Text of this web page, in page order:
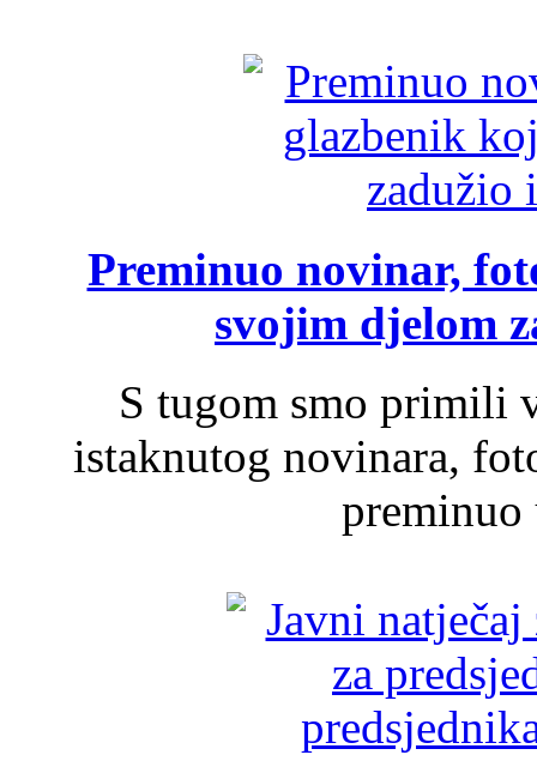
Preminuo novinar,
svojim djelom
S tugom smo primili
istaknutog novinara,